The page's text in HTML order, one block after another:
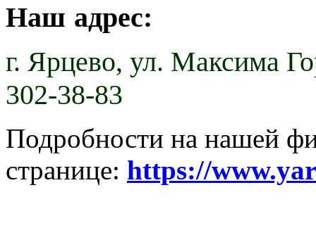
Наш адрес:
г. Ярцево, ул. Максима
302-38-83
Подробности на нашей
странице: https://